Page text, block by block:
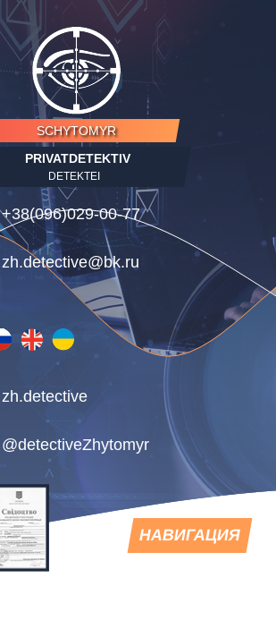
SCHYTOMYR
PRIVATDETEKTIV
DETEKTEI
+38(096)029-00-77
zh.detective@bk.ru
zh.detective
@detectiveZhytomyr
TOGGLE
NAVIGATION
НАВИГАЦИЯ